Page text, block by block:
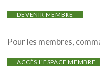
DEVENIR MEMBRE
Pour les membres,
ACCÈS L'ESPACE MEMBRE